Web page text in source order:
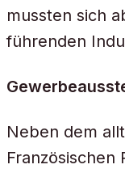
mussten sich
führenden
Neben dem
Französischen